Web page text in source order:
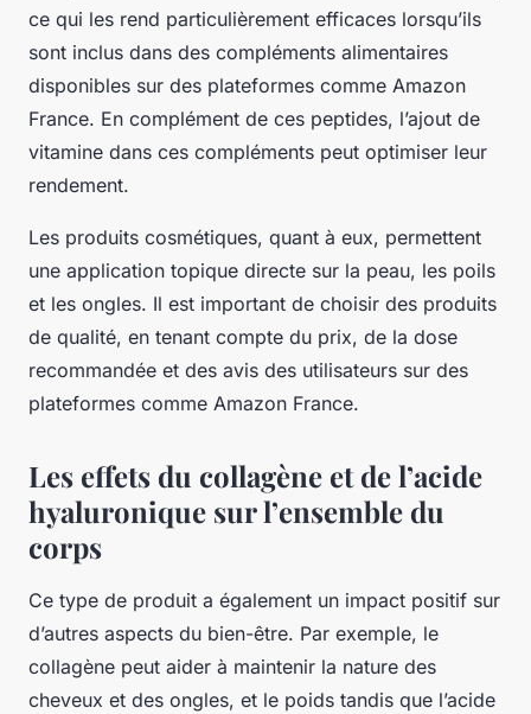
ce qui les rend particulièrement efficaces lorsqu’ils
sont inclus dans des compléments alimentaires
disponibles sur des plateformes comme Amazon
France. En complément de ces peptides, l’ajout de
vitamine dans ces compléments peut optimiser leur
rendement.
Les produits cosmétiques, quant à eux, permettent
une application topique directe sur la peau, les poils
et les ongles. Il est important de choisir des produits
de qualité, en tenant compte du prix, de la dose
recommandée et des avis des utilisateurs sur des
plateformes comme Amazon France.
Les effets du collagène et de l’acide
hyaluronique sur l’ensemble du
corps
Ce type de produit a également un impact positif sur
d’autres aspects du bien-être. Par exemple, le
collagène peut aider à maintenir la nature des
cheveux et des ongles, et le poids tandis que l’acide